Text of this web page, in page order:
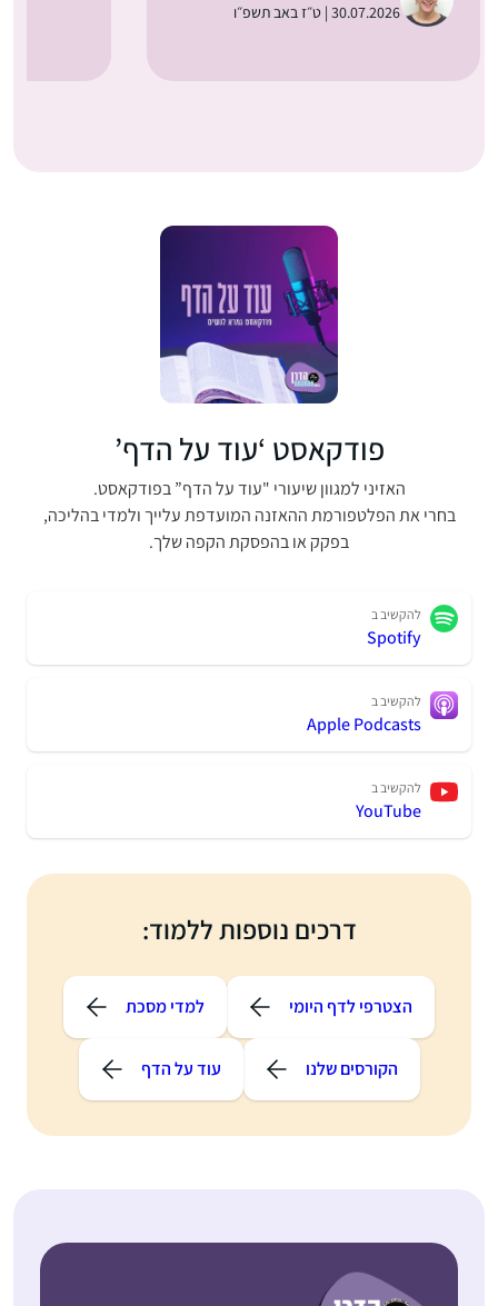
30.07.2026 | ט״ז באב תשפ״ו
פודקאסט ‘עוד על הדף’
האזיני למגוון שיעורי "עוד על הדף” בפודקאסט.
בחרי את הפלטפורמת ההאזנה המועדפת עלייך ולמדי בהליכה,
בפקק או בהפסקת הקפה שלך.
להקשיב ב
Spotify
להקשיב ב
Apple Podcasts
להקשיב ב
YouTube
דרכים נוספות ללמוד:
הצטרפי לדף היומי למדי מסכת
הקורסים שלנו עוד על הדף